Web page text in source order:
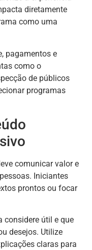
diretamente
como uma
pagamentos e
como o
de públicos
programas
comunicar valor e
Iniciantes
prontos ou focar
considere útil e que
desejos. Utilize
claras para